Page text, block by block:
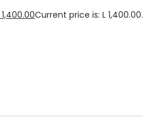
1,400.00Current price is: L 1,400.00.